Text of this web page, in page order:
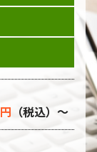
円 （税込）～